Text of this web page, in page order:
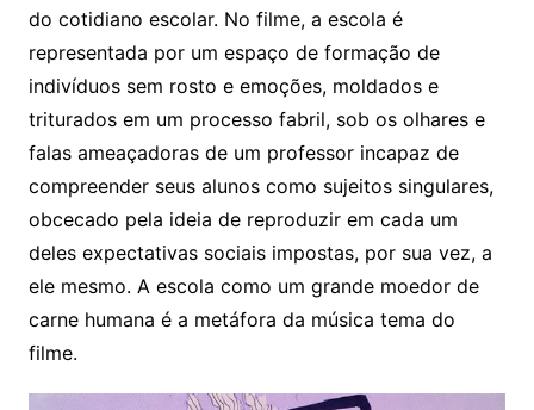
do cotidiano escolar. No filme, a escola é
representada por um espaço de formação de
indivíduos sem rosto e emoções, moldados e
triturados em um processo fabril, sob os olhares e
falas ameaçadoras de um professor incapaz de
compreender seus alunos como sujeitos singulares,
obcecado pela ideia de reproduzir em cada um
deles expectativas sociais impostas, por sua vez, a
ele mesmo. A escola como um grande moedor de
carne humana é a metáfora da música tema do
filme.